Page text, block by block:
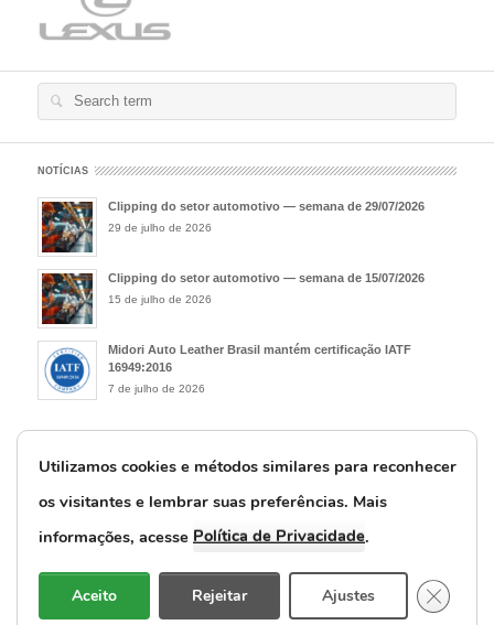
Search
NOTÍCIAS
Clipping do setor automotivo — semana de 29/07/2026
29 de julho de 2026
15 de julho de 2026
7 de julho de 2026
Cookies
Política de Privacidade e Proteção de Dados Pessoais
Rastreabilidade Couros
Utilizamos cookies e métodos similares para reconhecer
os visitantes e lembrar suas preferências. Mais
informações, acesse Política de Privacidade.
Aceito Rejeitar Ajustes Close